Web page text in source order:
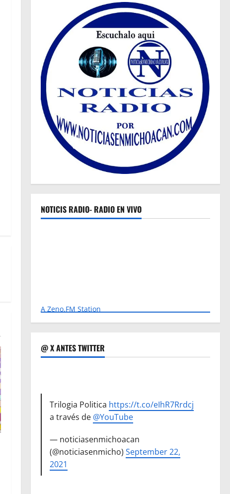
NOTICIS RADIO- RADIO EN VIVO
A Zeno.FM Station
@ X ANTES TWITTER
Trilogia Politica https://t.co/eIhR7Rrdcj
a través de @YouTube
— noticiasenmichoacan
(@noticiasenmicho)September 22,
2021